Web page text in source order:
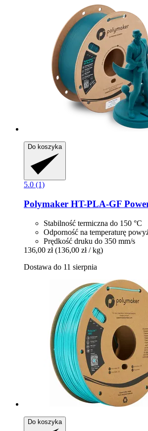
Do koszyka
5.0 (1)
Polymaker HT-​PLA-​GF
Stabilność termiczna do 150 °C
Odporność na temperaturę
Prędkość druku do 350 mm/s
136,00 zł (136,00 zł / kg)
Dostawa do 11 sierpnia
Do koszyka